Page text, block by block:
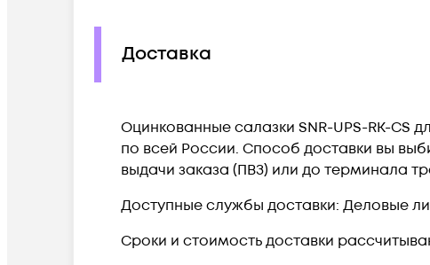
Доставка
Оцинкованные cалазки SNR-UPS-RK-CS
по всей России. Способ доставки вы
выдачи заказа (ПВЗ) или до терминала
Доступные службы доставки: Деловые
Сроки и стоимость доставки